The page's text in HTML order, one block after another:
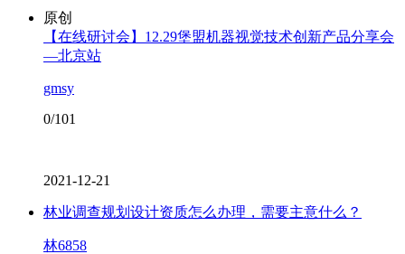
原创
【在线研讨会】12.29堡盟机器视觉技术创新产品分享会
—北京站
gmsy
0/101
2021-12-21
林业调查规划设计资质怎么办理，需要主意什么？
林6858